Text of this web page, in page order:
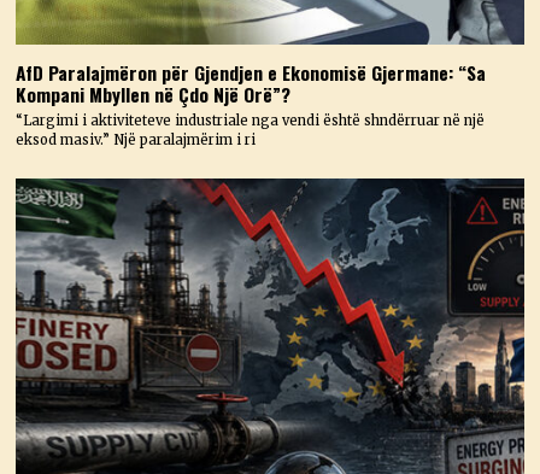
AfD Paralajmëron për Gjendjen e Ekonomisë Gjermane: “Sa
Kompani Mbyllen në Çdo Një Orë”?
“Largimi i aktiviteteve industriale nga vendi është shndërruar në një
eksod masiv.” Një paralajmërim i ri